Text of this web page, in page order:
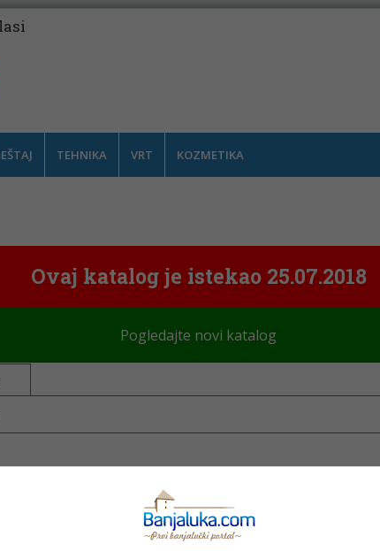
TEHNIKA VRT KOZMETIKA
Ovaj katalog je istekao 25.07.2018
Pogledajte novi katalog
Vrt